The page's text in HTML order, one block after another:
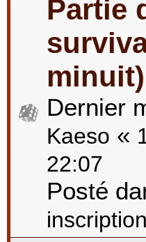
Partie
minuit)
Dernier
Kaeso «
22:07
Posté